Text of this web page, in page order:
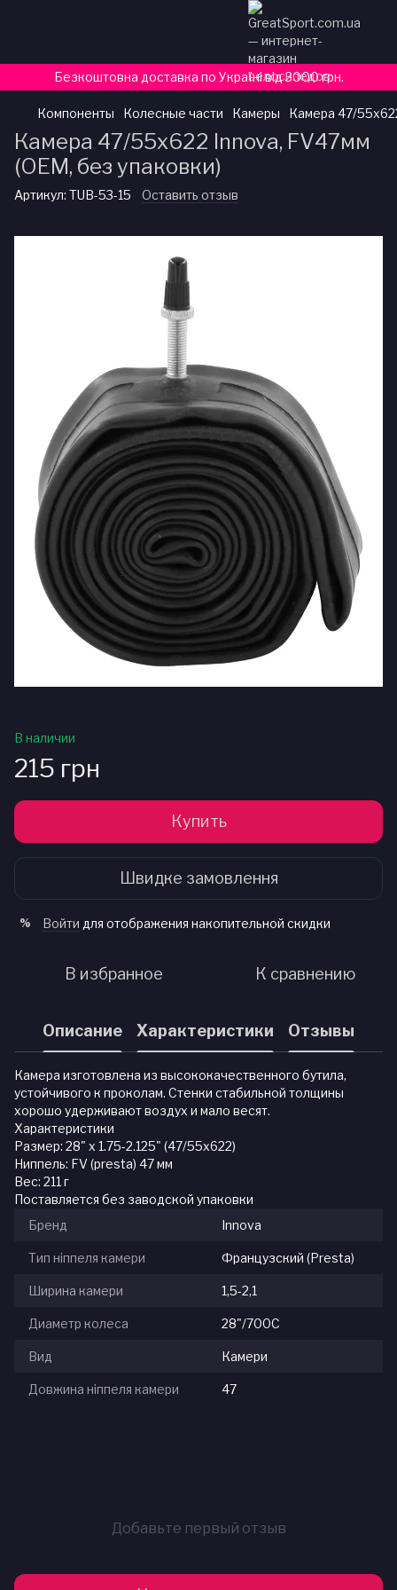
Безкоштовна доставка по Україні від 3000 грн.
Компоненты Колесные части Камеры Камера 47/
Камера 47/55х622 Innova, FV47мм
(ОЕМ, без упаковки)
Артикул: TUB-53-15 Оставить отзыв
В наличии
215 грн
Купить
Швидке замовлення
% Войти для отображения накопительной скидки
В избранное К сравнению
Описание Характеристики Отзывы
Камера изготовлена из высококачественного бутила,
устойчивого к проколам. Стенки стабильной толщины
хорошо удерживают воздух и мало весят.
Характеристики
Размер: 28" x 1.75-2.125" (47/55x622)
Ниппель: FV (presta) 47 мм
Вес: 211 г
Поставляется без заводской упаковки
Бренд
Innova
Тип ніппеля камери Французский (Presta)
Ширина камери 1,5-2,1
Диаметр колеса 28"/700С
Вид Камери
Довжина ніппеля камери 47
Добавьте первый отзыв